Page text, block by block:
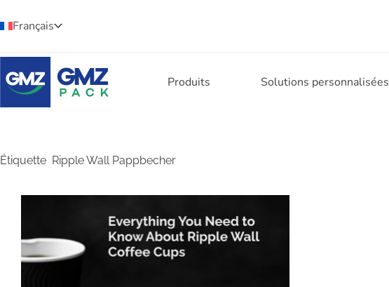
Français
Produits Solutions personnalisées
Étiquette Ripple Wall Pappbecher